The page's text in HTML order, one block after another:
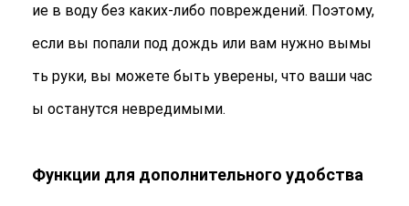
Кожаные кварцевые часа
Часы с ремнем из нержавеющей стали
Часы мужского кварца
ие в воду без каких-либо повреждений. Поэтому,
если вы попали под дождь или вам нужно вымы
ть руки, вы можете быть уверены, что ваши час
ы останутся невредимыми.
Функции для дополнительного удобства